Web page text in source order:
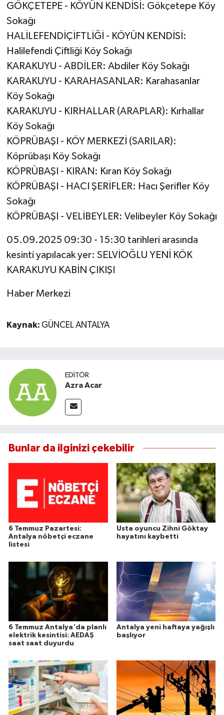
GÖKÇETEPE - KÖYÜN KENDİSİ: Gökçetepe Köy
Sokağı
HALİLEFENDİÇİFTLİĞİ - KÖYÜN KENDİSİ:
Halilefendi Çiftliği Köy Sokağı
KARAKUYU - ABDİLER: Abdiler Köy Sokağı
KARAKUYU - KARAHASANLAR: Karahasanlar
Köy Sokağı
KARAKUYU - KIRHALLAR (ARAPLAR): Kırhallar
Köy Sokağı
KÖPRÜBAŞI - KÖY MERKEZİ (SARILAR):
Köprübaşı Köy Sokağı
KÖPRÜBAŞI - KIRAN: Kıran Köy Sokağı
KÖPRÜBAŞI - HACI ŞERİFLER: Hacı Şerifler Köy
Sokağı
KÖPRÜBAŞI - VELİBEYLER: Velibeyler Köy Sokağı
05.09.2025 09:30 - 15:30 tarihleri arasında
kesinti yapılacak yer: SELVİOĞLU YENİ KÖK
KARAKUYU KABİN ÇIKIŞI
Haber Merkezi
Kaynak: GÜNCEL ANTALYA
EDITÖR
Azra Acar
Bunlar da ilginizi çekebilir
6 Temmuz Pazartesi:
Antalya nöbetçi eczane
listesi
Usta oyuncu Zihni Göktay
hayatını kaybetti
6 Temmuz Antalya'da planlı
elektrik kesintisi: AEDAŞ
saat saat duyurdu
Antalya yeni haftaya yağışlı
başlıyor